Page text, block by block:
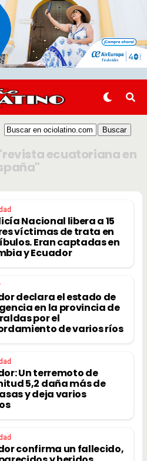
ecuatoriana en
Nacional libera a 15
víctimas de trata en
Eran captadas en
y Ecuador
declara el estado de
en la provincia de
por el
de varios ríos
​​Un terremoto de
5,2 daña más de
y deja varios
confirma un fallecido,